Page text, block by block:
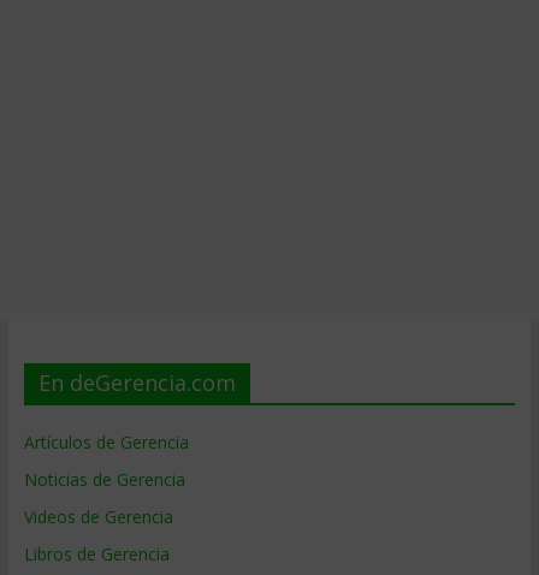
En deGerencia.com
Artículos de Gerencia
Noticias de Gerencia
Videos de Gerencia
Libros de Gerencia